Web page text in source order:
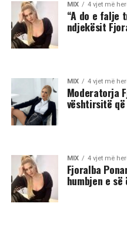
MIX 4 vjet më
“A do e falje
ndjekësit
MIX 4 vjet më
Moderatorja
vështirsitë
MIX 4 vjet më
Fjoralba
humbjen e